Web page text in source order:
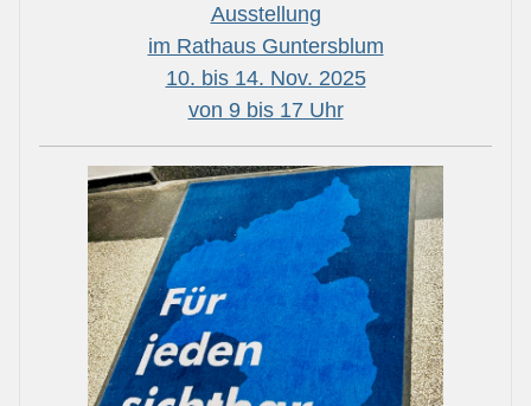
Ausstellung
im Rathaus Guntersblum
10. bis 14. Nov. 2025
von 9 bis 17 Uhr